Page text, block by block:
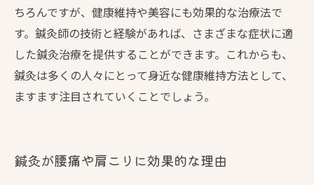
ちろんですが、健康維持や美容にも効果的な治療法で
す。鍼灸師の技術と経験があれば、さまざまな症状に適
した鍼灸治療を提供することができます。これからも、
鍼灸は多くの人々にとって身近な健康維持方法として、
ますます注目されていくことでしょう。
鍼灸が腰痛や肩こりに効果的な理由